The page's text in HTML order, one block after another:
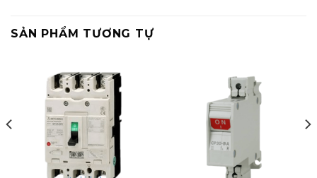
SẢN PHẨM TƯƠNG TỰ